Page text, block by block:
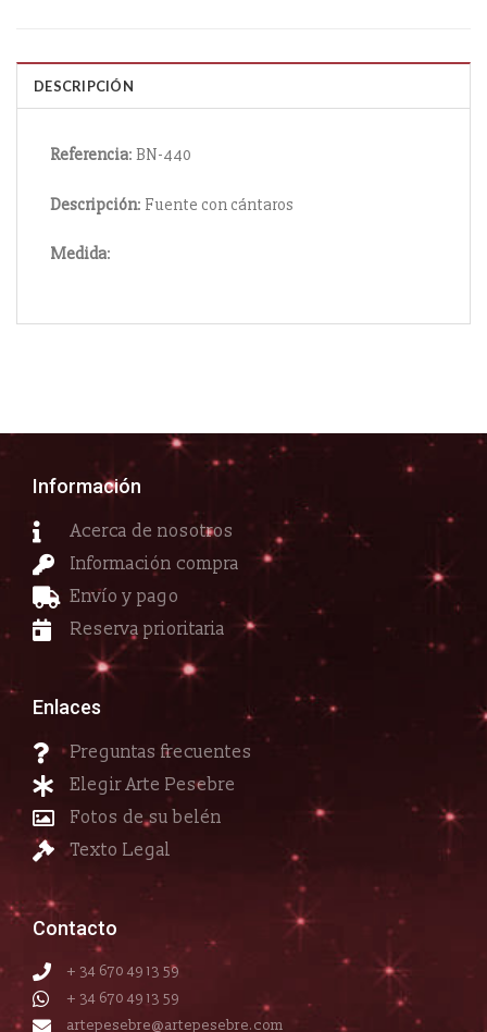
DESCRIPCIÓN
Referencia: BN-440
Descripción: Fuente con cántaros
Medida:
Información
Acerca de nosotros
Información compra
Envío y pago
Reserva prioritaria
Enlaces
Preguntas frecuentes
Elegir Arte Pesebre
Fotos de su belén
Texto Legal
Contacto
+ 34 670 49 13 59
+ 34 670 49 13 59
artepesebre@artepesebre.com